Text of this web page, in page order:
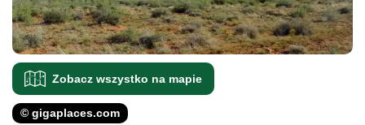
Zobacz wszystko na mapie
© gigaplaces.com